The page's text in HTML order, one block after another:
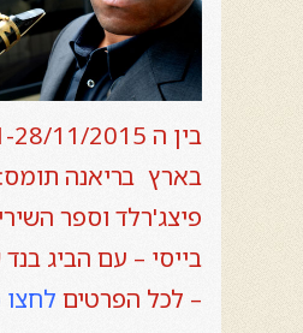
בארץ בריאנה
פיצג'רלד וספר
בייסי – עם הביג בנד
– לכל הפרטים לחצו